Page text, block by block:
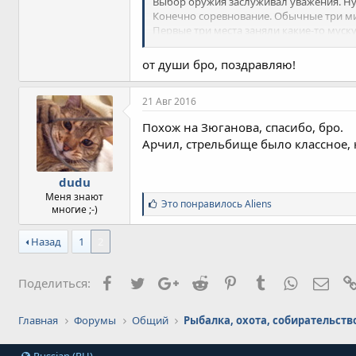
Конечно соревнование. Обычные три
Первые три места заняли какие-то
Одноклубники жутко поздравляли,
от души бро, поздравляю!
dudu
Меня знают
многие ;-)
21 Авг 2016
Похож на Зюганова, спасибо, бро.
Арчил, стрельбище было
С
и
м
и
и
Это понравилосьAliens
Назад 1
Поделиться: Facebook
TwitterGoogle+
Reddit PinterestTumblrWhatsApp
Главная Форумы Общий Рыбалка, охота,